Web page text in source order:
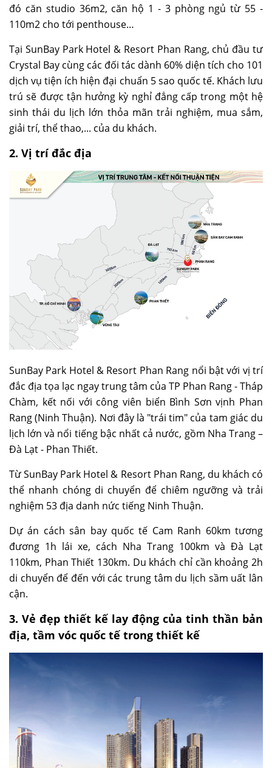
đó căn studio 36m2, căn hộ 1 - 3 phòng ngủ từ 55 -
110m2 cho tới penthouse…
Tại SunBay Park Hotel & Resort Phan Rang, chủ đầu tư
Crystal Bay cùng các đối tác dành 60% diện tích cho 101
dịch vụ tiện ích hiện đại chuẩn 5 sao quốc tế. Khách lưu
trú sẽ được tận hưởng kỳ nghỉ đẳng cấp trong một hệ
sinh thái du lịch lớn thỏa mãn trải nghiệm, mua sắm,
giải trí, thể thao,... của du khách.
2. Vị trí đắc địa
SunBay Park Hotel & Resort Phan Rang nổi bật với vị trí
đắc địa tọa lạc ngay trung tâm của TP Phan Rang - Tháp
Chàm, kết nối với công viên biển Bình Sơn vịnh Phan
Rang (Ninh Thuận). Nơi đây là "trái tim" của tam giác du
lịch lớn và nổi tiếng bậc nhất cả nước, gồm Nha Trang –
Đà Lạt - Phan Thiết.
Từ SunBay Park Hotel & Resort Phan Rang, du khách có
thể nhanh chóng di chuyển để chiêm ngưỡng và trải
nghiệm 53 địa danh nức tiếng Ninh Thuận.
Dự án cách sân bay quốc tế Cam Ranh 60km tương
đương 1h lái xe, cách Nha Trang 100km và Đà Lạt
110km, Phan Thiết 130km. Du khách chỉ cần khoảng 2h
di chuyển để đến với các trung tâm du lịch sầm uất lân
cận.
3. Vẻ đẹp thiết kế lay động của tinh thần bản
địa, tầm vóc quốc tế trong thiết kế